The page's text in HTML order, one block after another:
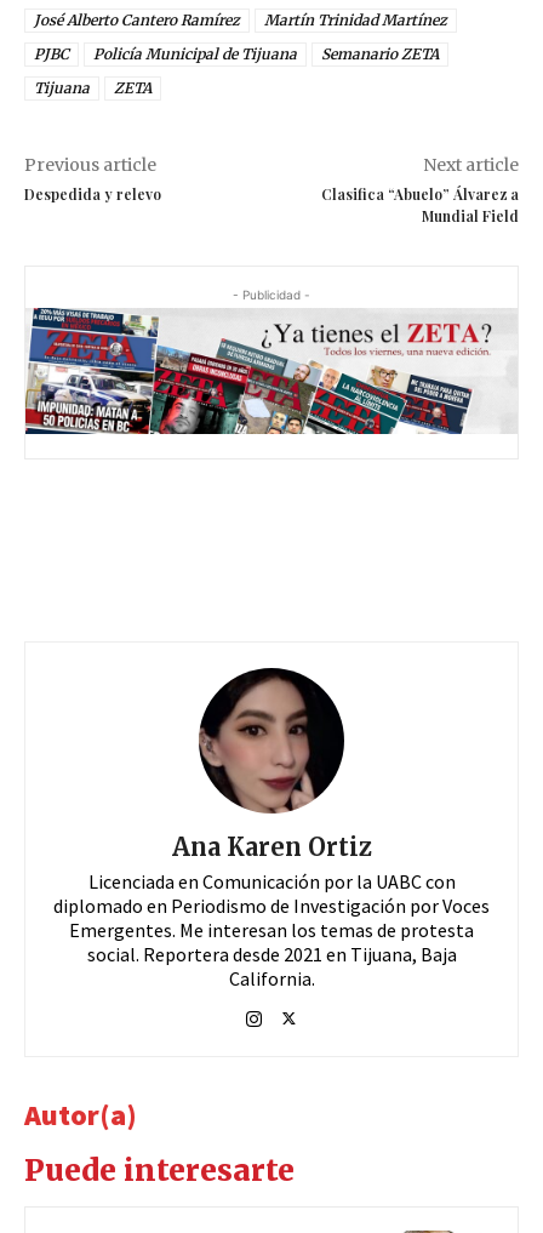
José Alberto Cantero Ramírez
Martín Trinidad Martínez
PJBC
Policía Municipal de Tijuana
Semanario ZETA
Tijuana
ZETA
Previous article
Despedida y relevo
Next article
Clasifica “Abuelo” Álvarez a
Mundial Field
- Publicidad -
Ana Karen Ortiz
Licenciada en Comunicación por la UABC con
diplomado en Periodismo de Investigación por Voces
Emergentes. Me interesan los temas de protesta
social. Reportera desde 2021 en Tijuana, Baja
California.
Autor(a)
Puede interesarte